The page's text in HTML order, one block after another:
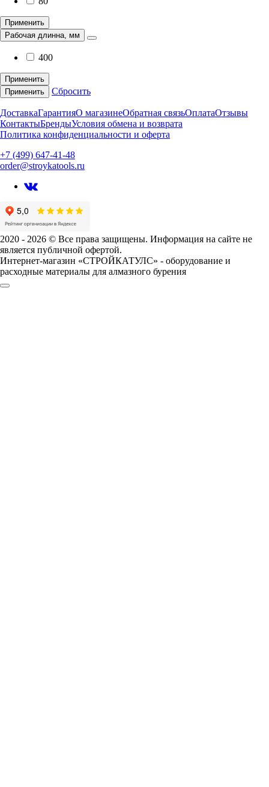
Применить
Рабочая длинна, мм
400
Применить
Применить
Сбросить
ДоставкаГарантияО магазинеОбратная связьОплатаОтзывы
КонтактыБрендыУсловия обмена и возврата
Политика конфиденциальности и оферта
+7 (499) 647-41-48
order@stroykatools.ru
2020 - 2026 © Все права защищены. Информация на сайте не
является публичной офертой.
Интернет-магазин «СТРОЙКАТУЛС» - оборудование и
расходные материалы для алмазного бурения